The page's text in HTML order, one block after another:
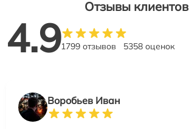
Отзывы клиентов
4.91799 отзывов 5358 оценок
Воробьев Иван